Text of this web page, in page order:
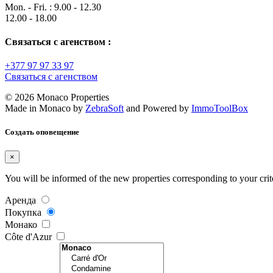
Mon. - Fri. : 9.00 - 12.30
12.00 - 18.00
Связаться с агенством :
+377 97 97 33 97
Связаться с агенством
© 2026 Monaco Properties
Made in Monaco by ZebraSoft and Powered by ImmoToolBox
Создать оповещение
×
You will be informed of the new properties corresponding to your
Аренда
Покупка
Mонако
Côte d'Azur